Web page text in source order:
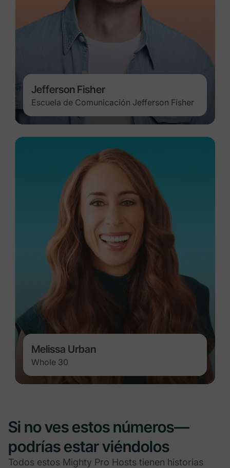
Jefferson Fisher
Escuela de Comunicación Jefferson Fisher
Melissa Urban
Whole 30
Si no ves estos números—
podrías estar viéndolos
Todos estos Mighty Pro Hosts tienen historias